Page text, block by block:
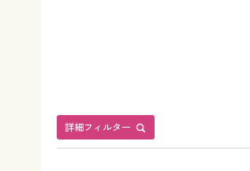
詳細フィルター